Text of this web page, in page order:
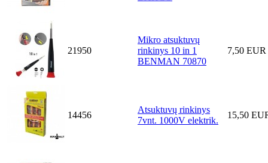
21950
Mikro atsuktuvų
rinkinys 10 in 1
BENMAN 70870
7,50 EUR
14456
Atsuktuvų rinkinys
7vnt. 1000V elektrik.
15,50